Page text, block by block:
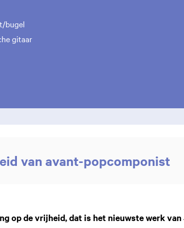
bugel
gitaar
van avant-popcomponist
op de vrijheid, dat is het nieuwste werk